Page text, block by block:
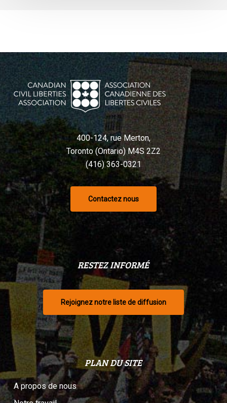
400-124, rue Merton,
Toronto (Ontario) M4S 2Z2
(416) 363-0321
Contactez nous
RESTEZ INFORMÉ
Rejoignez notre liste de diffusion
PLAN DU SITE
A propos de nous